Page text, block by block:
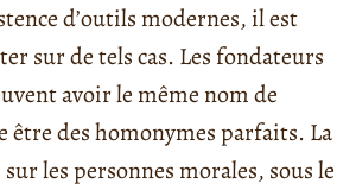
d’outils modernes, il est
sur de tels cas. Les fondateurs
avoir le même nom de
être des homonymes parfaits. La
sur les personnes morales, sous le